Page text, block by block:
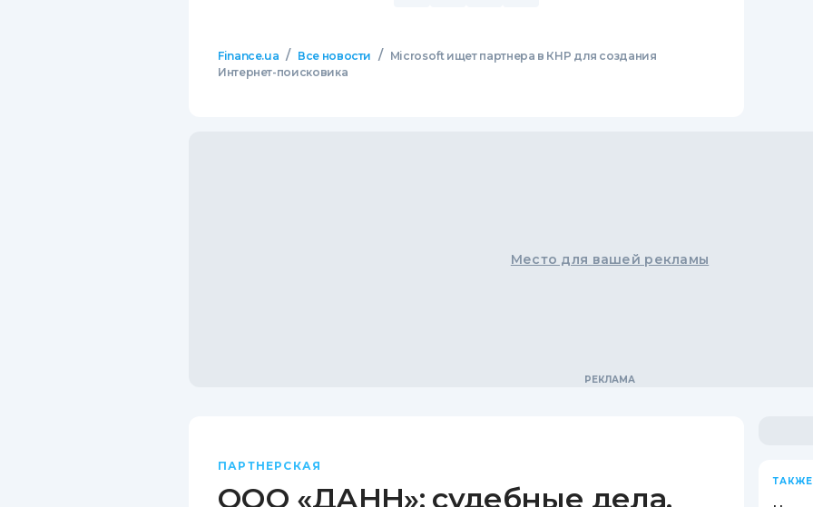
Finance.ua / Все новости /
Microsoft ищет партнера в КНР для создания
Интернет-поисковика
Место для вашей рекламы
ПАРТНЕРСКАЯ
ООО «ДАНН»: судебные дела,